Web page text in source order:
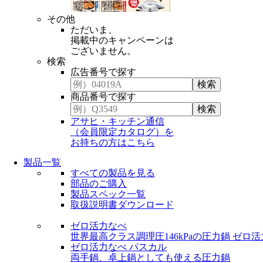
その他
ただいま、
掲載中のキャンペーンは
ございません。
検索
広告番号で探す
商品番号で探す
アサヒ・キッチン通信
（会員限定カタログ）を
お持ちの方はこちら
製品一覧
すべての製品を見る
部品のご購入
製品スペック一覧
取扱説明書ダウンロード
ゼロ活力なべ
世界最高クラス調理圧146kPaの圧力鍋 ゼロ活
ゼロ活力なべ パスカル
両手鍋、卓上鍋としても使える圧力鍋